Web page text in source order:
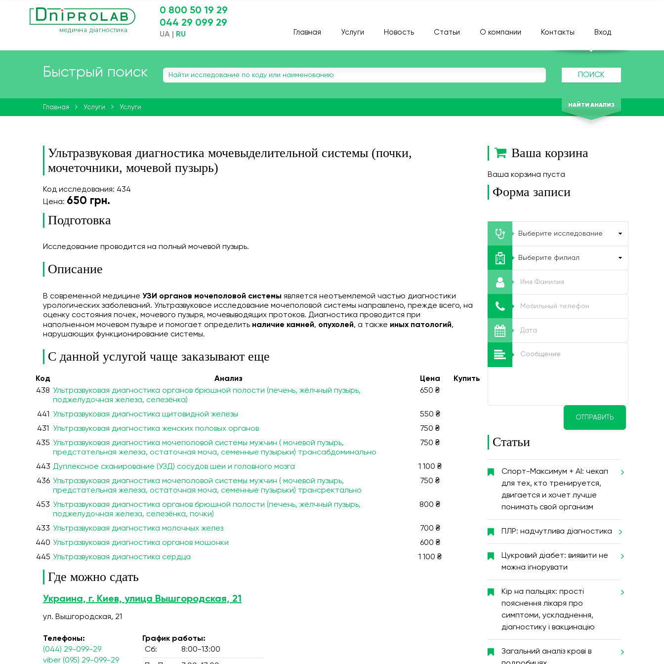
0 800 50 19 29
044 29 099 29
UA RU Главная Услуги Новость Статьи О компании Контакты Вход
Быстрый поиск ПОИСК
НАЙТИ АНАЛИЗ
Главная Услуги Услуги
Ультразвуковая диагностика мочевыделительной системы (почки,
мочеточники, мочевой пузырь)
Код исследования: 434
Цена: 650 грн.
Подготовка
Исследование проводится на полный мочевой пузырь.
Описание
В современной медицине УЗИ органов мочеполовой системы является неотъемлемой частью диагностики
урологических заболеваний. Ультразвуковое исследование мочеполовой системы направлено, прежде всего, на
оценку состояния почек, мочевого пузыря, мочевыводящих протоков. Диагностика проводится при
наполненном мочевом пузыре и помогает определить наличие камней, опухолей, а также иных патологий,
нарушающих функционирование системы.
С данной услугой чаще заказывают еще
Код Анализ Цена
Купить
438 Ультразвуковая диагностика органов брюшной полости (печень, жёлчный пузырь,
поджелудочная железа, селезёнка)
650 ₴
441 Ультразвуковая диагностика щитовидной железы
550 ₴
431
Ультразвуковая диагностика женских половых органов
750 ₴
435 Ультразвуковая диагностика мочеполовой системы мужчин ( мочевой пузырь,
предстательная железа, остаточная моча, семенные пузырьки) трансабдоминально
750 ₴
443 Дуплексное сканирование (УЗД) сосудов шеи и головного мозга
1 100 ₴
436 Ультразвуковая диагностика мочеполовой системы мужчин ( мочевой пузырь,
предстательная железа, остаточная моча, семенные пузырьки) трансректально
750 ₴
453 Ультразвуковая диагностика органов брюшной полости (печень, жёлчный пузырь,
поджелудочная железа, селезёнка, почки)
800 ₴
433 Ультразвуковая диагностика молочных желез
700 ₴
440 Ультразвуковая диагностика органов мошонки
600 ₴
445 Ультразвуковая диагностика сердца 1 100 ₴
Где можно сдать
Украина, г. Киев, улица Вышгородская, 21
ул. Вышгородская, 21
Телефоны:
(044) 29-099-29
viber (095) 29-099-29
График работы:
Сб:
8:00-13:00
Ваша корзина
Ваша корзина пуста
Форма записи
ОТПРАВИТЬ
Статьи
Спорт-Максимум + AI: чекап
для тех, кто тренируется,
двигается и хочет лучше
понимать свой организм
ПЛР: надчутлива діагностика
Цукровий діабет: виявити не
можна ігнорувати
Кір на пальцях: прості
пояснення лікаря про
симптоми, ускладнення,
діагностику і вакцинацію
Загальний аналіз крові в